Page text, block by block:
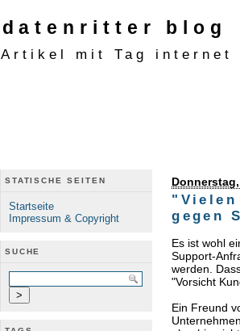
datenritter blog
Artikel mit Tag internet
STATISCHE SEITEN
Startseite
Impressum & Copyright
SUCHE
"Vielen
gegen
Es ist wohl
Support-
werden.
"Vorsicht
Ein Freund